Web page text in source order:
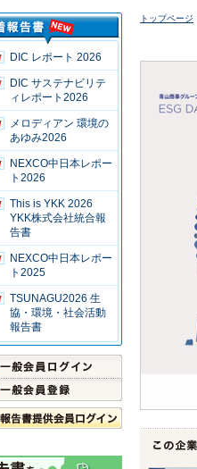
DIC レポート 2026
DIC サステナビリテ
ィレポート2026
メロディアン 環境の
あゆみ2026
NEXCO中日本レポー
ト2026
This is YKK 2026
YKK株式会社統合報
告書
NEXCO中日本レポー
ト2025
TSUNAGU2026 生
協・環境・社会活動
報告書
トップページ